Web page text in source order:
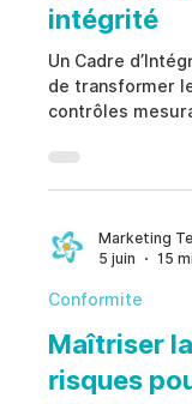
intégrité
Un Cadre
de transformer
contrôles
principes
contrôles
à réduire les
transparence,
Marketing
5 juin
15
Conformite
Maîtriser
risques